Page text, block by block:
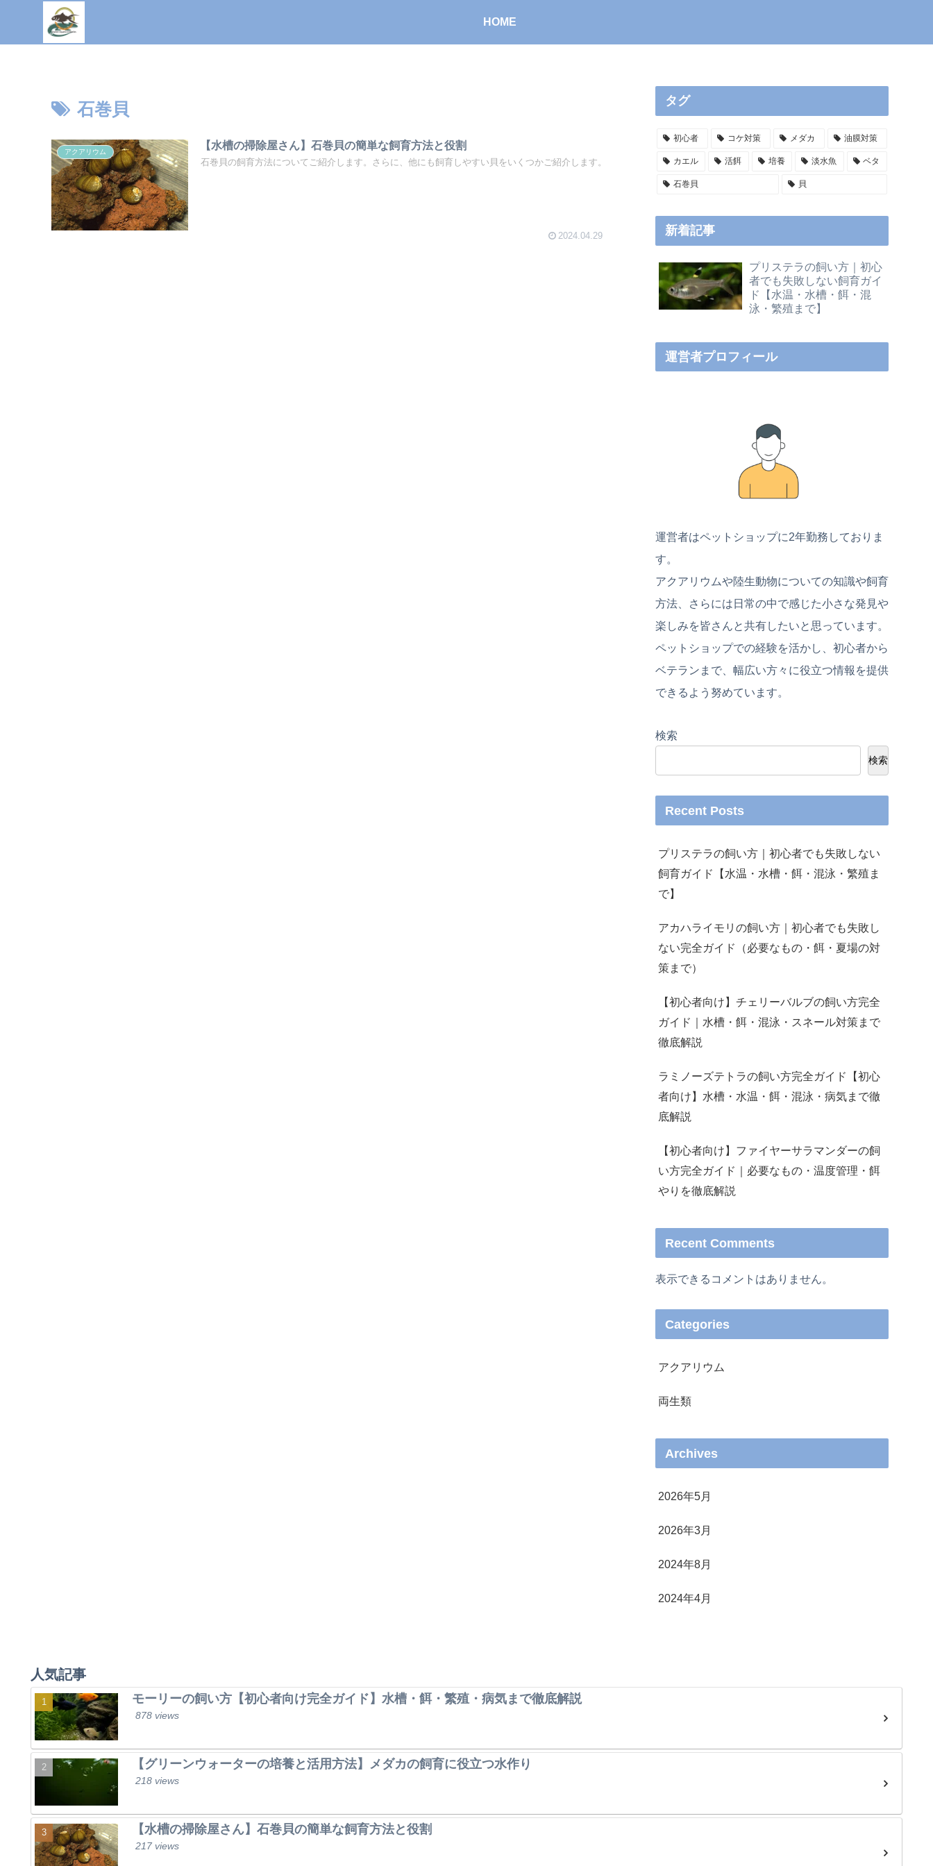
HOME
石巻貝
アクアリウム
【水槽の掃除屋さん】石巻貝の簡単な飼育方法と役割
石巻貝の飼育方法についてご紹介します。さらに、他にも飼育しやすい貝をいくつかご紹介します。
2024.04.29
タグ
初心者 コケ対策 メダカ 油膜対策
カエル 活餌 培養 淡水魚 ベタ
石巻貝 貝
新着記事
プリステラの飼い方｜初心
者でも失敗しない飼育ガイ
ド【水温・水槽・餌・混
泳・繁殖まで】
運営者プロフィール
運営者はペットショップに2年勤務しておりま
す。
アクアリウムや陸生動物についての知識や飼育
方法、さらには日常の中で感じた小さな発見や
楽しみを皆さんと共有したいと思っています。
ペットショップでの経験を活かし、初心者から
ベテランまで、幅広い方々に役立つ情報を提供
できるよう努めています。
検索
検索
Recent Posts
プリステラの飼い方｜初心者でも失敗しない
飼育ガイド【水温・水槽・餌・混泳・繁殖ま
で】
アカハライモリの飼い方｜初心者でも失敗し
ない完全ガイド（必要なもの・餌・夏場の対
策まで）
【初心者向け】チェリーバルブの飼い方完全
ガイド｜水槽・餌・混泳・スネール対策まで
徹底解説
ラミノーズテトラの飼い方完全ガイド【初心
者向け】水槽・水温・餌・混泳・病気まで徹
底解説
【初心者向け】ファイヤーサラマンダーの飼
い方完全ガイド｜必要なもの・温度管理・餌
やりを徹底解説
Recent Comments
表示できるコメントはありません。
Categories
アクアリウム
両生類
Archives
2026年5月
2026年3月
2024年8月
2024年4月
人気記事
モーリーの飼い方【初心者向け完全ガイド】水槽・餌・繁殖・病気まで徹底解説
878 views
【グリーンウォーターの培養と活用方法】メダカの飼育に役立つ水作り
218 views
【水槽の掃除屋さん】石巻貝の簡単な飼育方法と役割
217 views